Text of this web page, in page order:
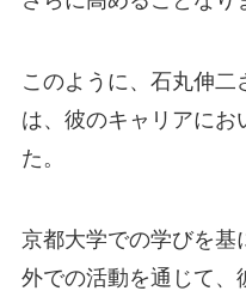
このように、石丸伸
は、彼のキャリアにお
た。
京都大学での学びを基
外での活動を通じて、